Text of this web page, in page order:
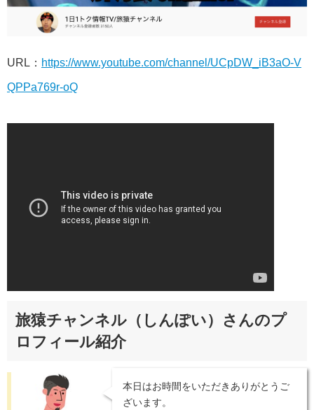
URL： https://www.youtube.com/channel/UCpDW_iB3aO-V
QPPa769r-oQ
旅猿チャンネル（しんぽい）さんのプ
ロフィール紹介
本日はお時間をいただきありがとうご
ざいます。